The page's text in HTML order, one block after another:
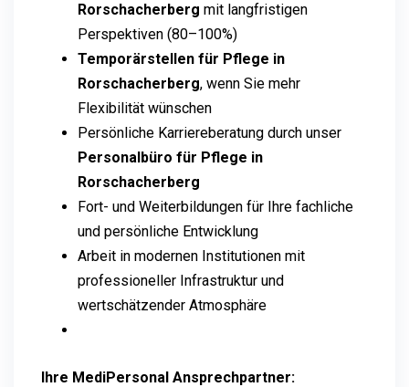
Rorschacherberg mit langfristigen
Perspektiven (80–100%)
Temporärstellen für Pflege in
Rorschacherberg, wenn Sie mehr
Flexibilität wünschen
Persönliche Karriereberatung durch unser
Personalbüro für Pflege in
Rorschacherberg
Fort- und Weiterbildungen für Ihre fachliche
und persönliche Entwicklung
Arbeit in modernen Institutionen mit
professioneller Infrastruktur und
wertschätzender Atmosphäre
Ihre MediPersonal Ansprechpartner: